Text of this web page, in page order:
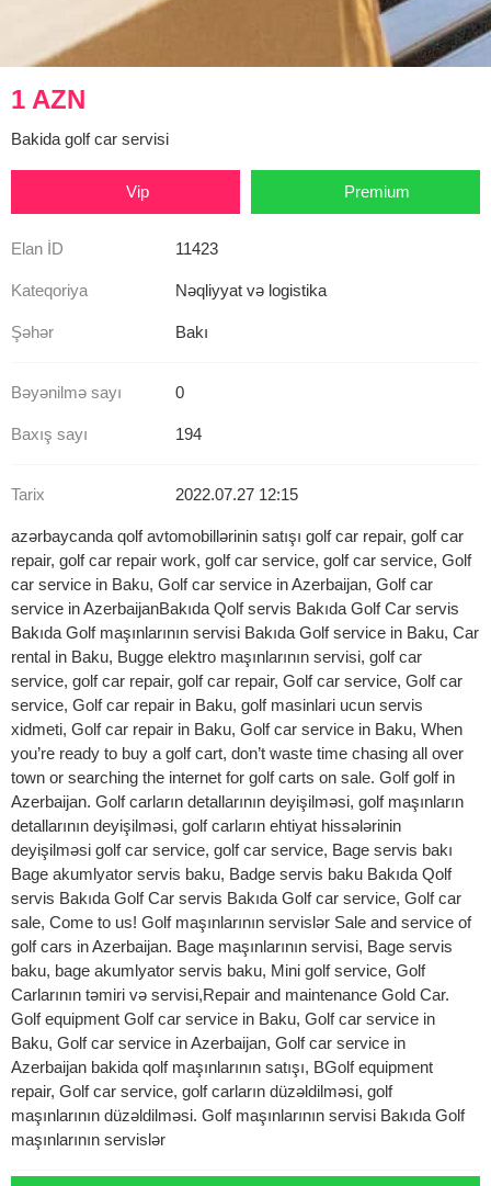
1 AZN
Bakida golf car servisi
Vip Premium
Elan İD 11423
Kateqoriya Nəqliyyat və logistika
Şəhər Bakı
Bəyənilmə sayı 0
Baxış sayı 194
Tarix 2022.07.27 12:15
azərbaycanda qolf avtomobillərinin satışı golf car repair, golf car
repair, golf car repair work, golf car service, golf car service, Golf
car service in Baku, Golf car service in Azerbaijan, Golf car
service in AzerbaijanBakıda Qolf servis Bakıda Golf Car servis
Bakıda Golf maşınlarının servisi Bakıda Golf service in Baku, Car
rental in Baku, Bugge elektro maşınlarının servisi, golf car
service, golf car repair, golf car repair, Golf car service, Golf car
service, Golf car repair in Baku, golf masinlari ucun servis
xidmeti, Golf car repair in Baku, Golf car service in Baku, When
you’re ready to buy a golf cart, don’t waste time chasing all over
town or searching the internet for golf carts on sale. Golf golf in
Azerbaijan. Golf carların detallarının deyişilməsi, golf maşınların
detallarının deyişilməsi, golf carların ehtiyat hissələrinin
deyişilməsi golf car service, golf car service, Bage servis bakı
Bage akumlyator servis baku, Badge servis baku Bakıda Qolf
servis Bakıda Golf Car servis Bakıda Golf car service, Golf car
sale, Come to us! Golf maşınlarının servislər Sale and service of
golf cars in Azerbaijan. Bage maşınlarının servisi, Bage servis
baku, bage akumlyator servis baku, Mini golf service, Golf
Carlarının təmiri və servisi,Repair and maintenance Gold Car.
Golf equipment Golf car service in Baku, Golf car service in
Baku, Golf car service in Azerbaijan, Golf car service in
Azerbaijan bakida qolf maşınlarının satışı, BGolf equipment
repair, Golf car service, golf carların düzəldilməsi, golf
maşınlarının düzəldilməsi. Golf maşınlarının servisi Bakıda Golf
maşınlarının servislər